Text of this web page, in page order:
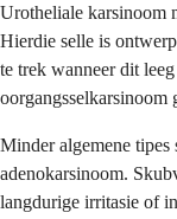
Urotheliale karsinoom
Hierdie selle is
te trek wanneer dit
oorgangsselkarsinoom
Minder algemene
adenokarsinoom.
langdurige irritasie of